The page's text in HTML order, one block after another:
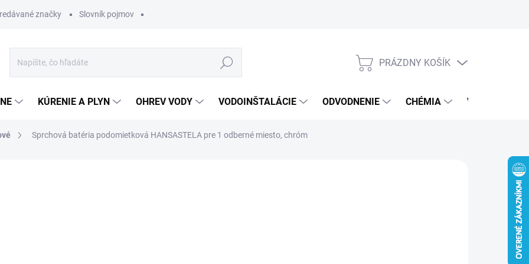
značky Slovník pojmov
Hľadať
NÁKUPNÝ
PRÁZDNY KOŠÍK
KÚRENIE A PLYN OHREV VODY VODOINŠTALÁCIE ODVODNENIE CHÉMIA VEREJNÝ
Sprchová batéria podomietková HANSASTELA pre 1 odberné miesto, chróm